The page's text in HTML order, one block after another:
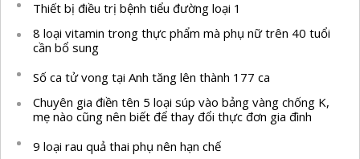
Thiết bị điều trị bệnh tiểu đường loại 1
8 loại vitamin trong thực phẩm mà phụ nữ trên 40 tuổi
cần bổ sung
Số ca tử vong tại Anh tăng lên thành 177 ca
Chuyên gia điền tên 5 loại súp vào bảng vàng chống K,
mẹ nào cũng nên biết để thay đổi thực đơn gia đình
9 loại rau quả thai phụ nên hạn chế